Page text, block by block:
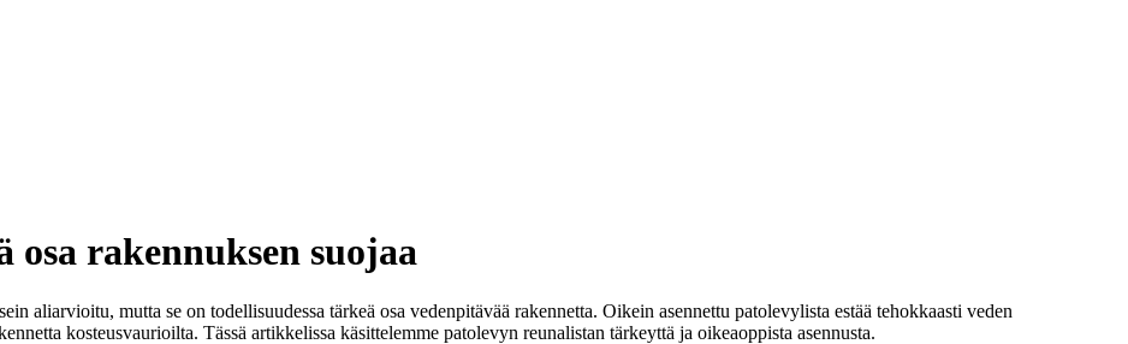
osa rakennuksen suojaa
aliarvioitu, mutta se on todellisuudessa tärkeä osa vedenpitävää rakennetta. Oikein asennettu patolevylista estää tehokkaasti veden
kosteusvaurioilta. Tässä artikkelissa käsittelemme patolevyn reunalistan tärkeyttä ja oikeaoppista asennusta.